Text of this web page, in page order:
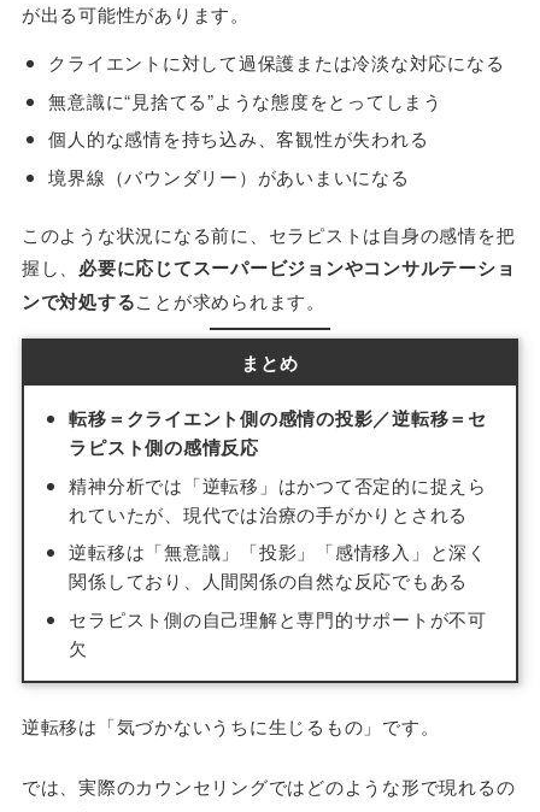
が出る可能性があります。
クライエントに対して過保護または冷淡な対応になる
無意識に“見捨てる”ような態度をとってしまう
個人的な感情を持ち込み、客観性が失われる
境界線（バウンダリー）があいまいになる
このような状況になる前に、セラピストは自身の感情を把
握し、 必要に応じてスーパービジョンやコンサルテーショ
ンで対処することが求められます。
まとめ
転移＝クライエント側の感情の投影／逆転移＝セ
ラピスト側の感情反応
精神分析では「逆転移」はかつて否定的に捉えら
れていたが、現代では治療の手がかりとされる
逆転移は「無意識」「投影」「感情移入」と深く
関係しており、人間関係の自然な反応でもある
セラピスト側の自己理解と専門的サポートが不可
欠
逆転移は「気づかないうちに生じるもの」です。
では、実際のカウンセリングではどのような形で現れるの